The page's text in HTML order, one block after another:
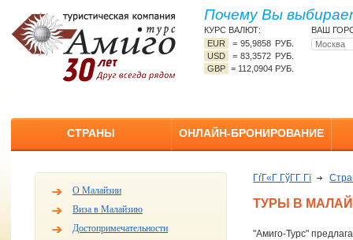
Почему Вы
КУРС ВАЛЮТ:
EUR
=95,9858 РУБ.
USD
=83,3572 РУБ.
GBP = 112,0904 РУБ.
ВАШ
СТРАНЫ ОНЛАЙН-БРОНИРОВАНИЕ
О Малайзии
Виза в Малайзию
Достопримечательности
ГѓГ«Г ГўГ­Г Гї
ТУРЫ В
"Амиго-Турс"